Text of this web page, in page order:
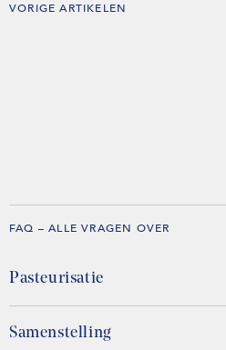
VORIGE ARTIKELEN
FAQ – ALLE VRAGEN OVER
Pasteurisatie
Samenstelling